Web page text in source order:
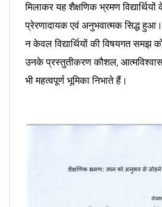
मिलाकर यह शैक्षणिक भ्रमण
प्रेरणादायक एवं अनुभवात्मक सिद्ध
न केवल विद्यार्थियों की विषयगत समझ
उनके प्रस्तुतीकरण कौशल, आत्मविश्वास
भी महत्वपूर्ण भूमिका निभाते हैं।